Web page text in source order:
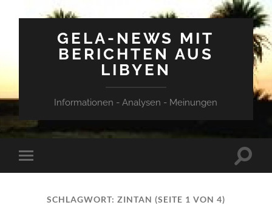
GELA-NEWS MIT
BERICHTEN AUS
LIBYEN
Informationen - Analysen - Meinungen
Mobile-
Menü
SCHLAGWORT: ZINTAN (SEITE 1 VON 4)